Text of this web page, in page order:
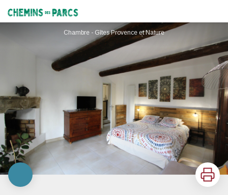
Chemins des Parcs
Chambre - Gîtes Provence et Nature
Imprimer